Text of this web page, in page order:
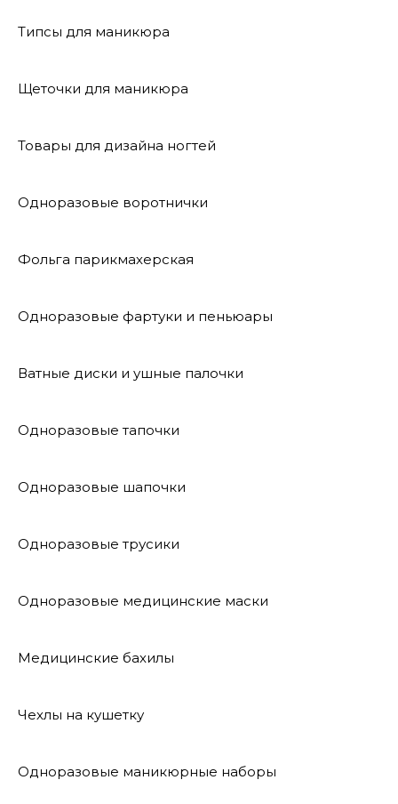
Типсы для маникюра
Щеточки для маникюра
Товары для дизайна ногтей
Одноразовые воротнички
Фольга парикмахерская
Одноразовые фартуки и пеньюары
Ватные диски и ушные палочки
Одноразовые тапочки
Одноразовые шапочки
Одноразовые трусики
Одноразовые медицинские маски
Медицинские бахилы
Чехлы на кушетку
Одноразовые маникюрные наборы